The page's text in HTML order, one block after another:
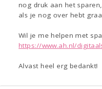
nog druk aan het
als je nog over hebt
Wil je me helpen met
https://www.ah.nl/
Alvast heel erg bedankt!